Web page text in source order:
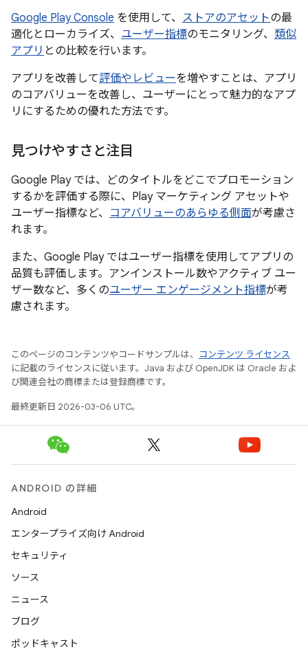
Google Play Console を使用して、 ストアのアセットの最
適化とローカライズ、 ユーザー指標のモニタリング、 類似
アプリ との比較を行います。
アプリを改善して評価やレビューを増やすことは、アプリ
のコアバリューを改善し、ユーザーにとって魅力的なアプ
リにするための優れた方法です。
見つけやすさと注目
Google Play では、どのタイトルをどこでプロモーション
するかを評価する際に、Play マーケティング アセットや
ユーザー指標など、 コアバリューのあらゆる側面が考慮さ
れます。
また、Google Play ではユーザー指標を使用してアプリの
品質も評価します。アンインストール数やアクティブ ユー
ザー数など、多くのユーザー エンゲージメント指標が考
慮されます。
このページのコンテンツやコードサンプルは、
コンテンツ ライセンス
に記載のライセンスに従います。Java および OpenJDK は Oracle およ
び関連会社の商標または登録商標です。
最終更新日 2026-03-06 UTC。
ANDROID の詳細
Android
エンタープライズ向け Android
セキュリティ
ソース
ニュース
ブログ
ポッドキャスト